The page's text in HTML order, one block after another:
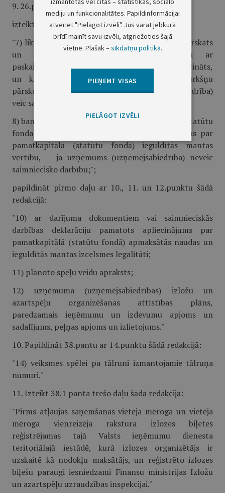
9. 26.pantā:
izteikt pirmās daļas 7. un 8.punktu šādā redakcijā:
"7) likumā noteiktajā kārtībā pārbaudīts gada pārskats
un zvērināta revidenta atzinums kopā ar
paskaidrojumu par to, kad gada pārskats apstiprināts,
un kārtējā gada pagājušo pilno gada ceturkšņu
pārskata noraksts, — ja uzņēmums (uzņēmējsabiedrība)
veic saimniecisko darbību;
8) bankas izziņa par apmaksātā pamatkapitāla (statūtu
fonda) lielumu un neatkarīga eksperta atzinums par
pamatkapitālā (statūtu fondā) ieguldītās mantas
vērtību, — ja uzņēmums (uzņēmējsabiedrība) neveic
saimniecisko darbību;";
papildināt pirmo daļu ar 10., 11. un 12.punktu šādā
redakcijā:
"10) ar darījuma dokumentiem vai saimnieciskās
darbības deklarāciju pamatots apliecinājums par
pamatkapitālā (statūtu fondā) apmaksātās naudas un
ieguldītās mantas izcelsmes legalitāti;
11) plānoto spēļu veidu apraksts;
12) uzņēmuma (uzņēmējsabiedrības) izložu un
azartspēļu organizēšanas attīstības plāns,
paredzamais ieņēmumu un izdevumu apjoms un
sadalījums, peļņas apjoms un izlietojums."
10. Papildināt 38.pantu ar 14.punktu šādā redakcijā:
"14) veiksmes spēlei pa tālruni izmantojamie tālruņa
numuri."
11. Izteikt 38.1 panta trešo daļu šādā redakcijā:
"Pirms atļaujas saņemšanas vietēja mēroga un vietēja
mēroga vienreizēja rakstura izlozes biļetes
reģistrējamas tajā Valsts ieņēmumu dienesta
teritoriālajā iestādē, kurā izlozes organizētājs ir
uzskaitē kā nodokļu maksātājs, un reģistrēto izlozes
biļešu paraugi iesniedzami Finansu ministrijas Izložu
un azartspēļu uzraudzības inspekcijai."
mediju un funkcionalitātes. Papildinformācijai
atveriet "Pielāgot izvēli". Jūs varat jebkurā
brīdī mainīt savu izvēli, atgriežoties šajā
vietnē. Plašāk –sīkdatņu politikā.
PIEŅEMT VISAS
PIELĀGOT IZVĒLI